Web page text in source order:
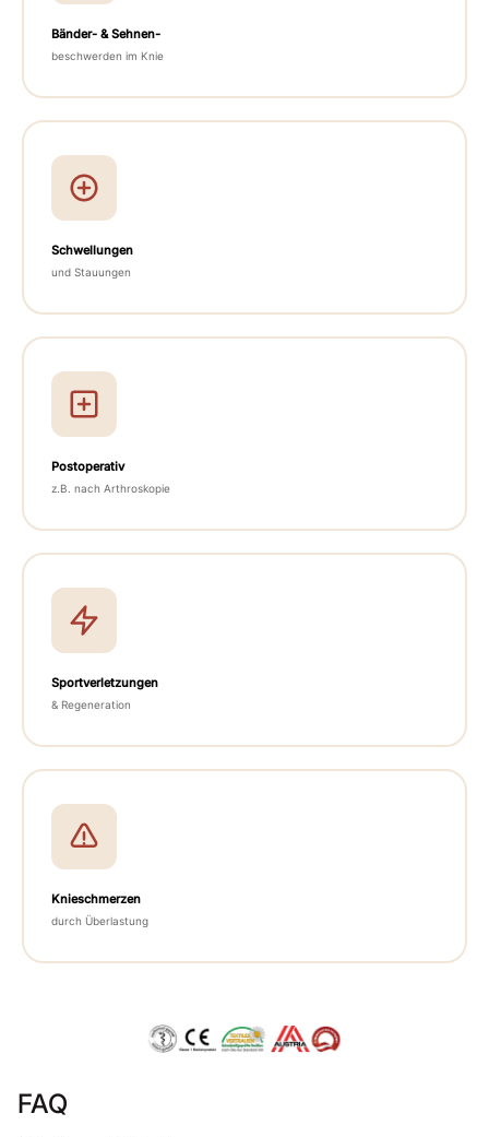
Bänder- & Sehnen-
beschwerden im Knie
Schwellungen
und Stauungen
Postoperativ
z.B. nach Arthroskopie
Sportverletzungen
& Regeneration
Knieschmerzen
durch Überlastung
FAQ